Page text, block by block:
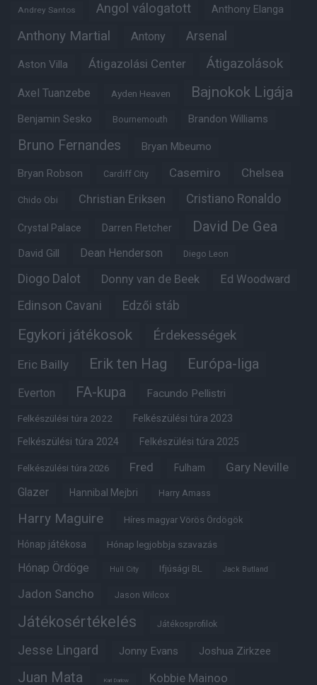
Andrey Santos Angol válogatott Anthony Elanga
Anthony Martial Antony Arsenal
Aston Villa Átigazolási Center Átigazolások
Axel Tuanzebe Ayden Heaven Bajnokok Ligája
Benjamin Sesko Bournemouth Brandon Williams
Bruno Fernandes Bryan Mbeumo
Bryan Robson Cardiff City Casemiro Chelsea
Chido Obi Christian Eriksen Cristiano Ronaldo
Crystal Palace Darren Fletcher David De Gea
David Gill Dean Henderson Diego Leon
Diogo Dalot Donny van de Beek Ed Woodward
Edinson Cavani Edzői stáb
Egykori játékosok Érdekességek
Eric Bailly Erik ten Hag Európa-liga
Everton FA-kupa Facundo Pellistri
Felkészülési túra 2022 Felkészülési túra 2023
Felkészülési túra 2024 Felkészülési túra 2025
Felkészülési túra 2026 Fred Fulham Gary Neville
Glazer Hannibal Mejbri Harry Amass
Harry Maguire Híres magyar Vörös Ördögök
Hónap játékosa Hónap legjobbja szavazás
Hónap Ördöge Hull City Ifjúsági BL Jack Butland
Jadon Sancho Jason Wilcox
Játékosértékelés Játékosprofilok
Jesse Lingard Jonny Evans Joshua Zirkzee
Juan Mata Karl Darlow Kobbie Mainoo